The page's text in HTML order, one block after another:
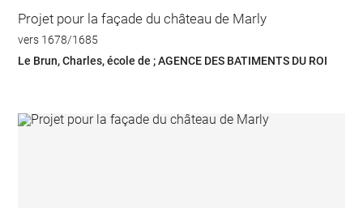
Projet pour la façade du château de Marly
vers 1678/1685
Le Brun, Charles, école de ; AGENCE DES BATIMENTS DU ROI